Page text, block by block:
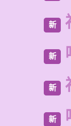
新
新
新
新